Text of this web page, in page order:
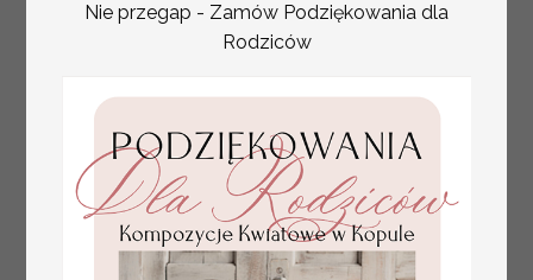
złote winietki na komunię, winietka
dekoracja stołu na komunii, komunijne
winietki z naturalnym kłosem
4.50 PLN
Nie przegap - Zamów Podziękowania dla
Rodziców